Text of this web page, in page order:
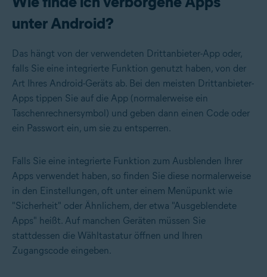
unter Android?
Das hängt von der verwendeten Drittanbieter-App oder,
falls Sie eine integrierte Funktion genutzt haben, von der
Art Ihres Android-Geräts ab. Bei den meisten Drittanbieter-
Apps tippen Sie auf die App (normalerweise ein
Taschenrechnersymbol) und geben dann einen Code oder
ein Passwort ein, um sie zu entsperren.
Falls Sie eine integrierte Funktion zum Ausblenden Ihrer
Apps verwendet haben, so finden Sie diese normalerweise
in den Einstellungen, oft unter einem Menüpunkt wie
"Sicherheit" oder Ähnlichem, der etwa "Ausgeblendete
Apps" heißt. Auf manchen Geräten müssen Sie
stattdessen die Wähltastatur öffnen und Ihren
Zugangscode eingeben.